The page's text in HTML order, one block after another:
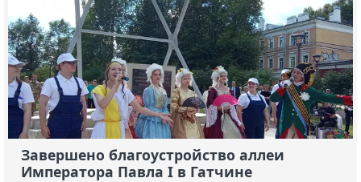
Завершено благоустройство аллеи
Императора Павла I в Гатчине